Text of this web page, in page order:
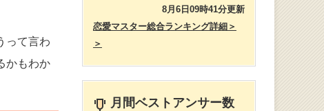
って言わ
かもわか
8月6日09時41分更新
恋愛マスター総合ランキング詳細＞
＞
月間ベストアンサー数